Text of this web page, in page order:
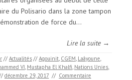
du Polisario dans la zone tampon
de force du…
Lire la suite →
// Actualités // Agouinit, CGEM, Laâyoune,
VI, Mustapha El Khalfi, Nations Unies,
décembre 29, 2017 // Commentaire